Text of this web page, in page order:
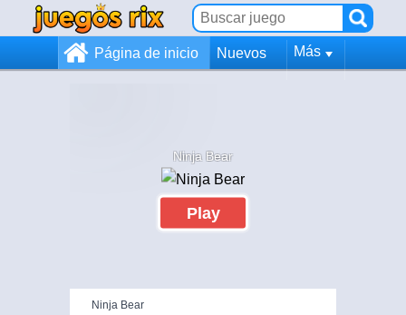
Página de inicio Nuevos Más
Ninja Bear
Play
Ninja Bear